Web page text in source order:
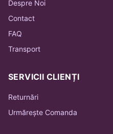
Despre Noi
Contact
FAQ
Transport
SERVICII CLIENȚI
Returnări
Urmărește Comanda